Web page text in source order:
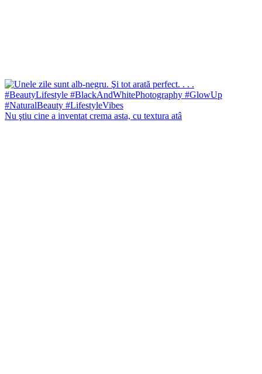
Nu ştiu cine a inventat crema asta, cu textura atâ